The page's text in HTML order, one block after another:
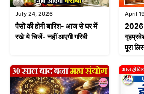
July 24, 2026
पैसो की होगी बारिश- आज से घर में
रखे ये चिजें- नहीं आएगी गरिबी
April
2026
पूरा